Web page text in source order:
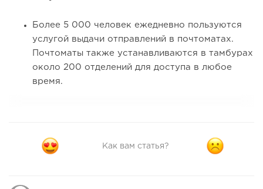
Более 5 000 человек ежедневно пользуются
услугой выдачи отправлений в почтоматах.
Почтоматы также устанавливаются в тамбурах
около 200 отделений для доступа в любое
время.
Как вам статья?